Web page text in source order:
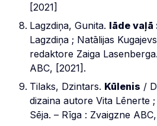
[2021]
Lagzdiņa, Gunita. lāde vaļā
Lagzdiņa ; Natālijas
redaktore Zaiga
ABC, [2021].
Tilaks, Dzintars. Kūlenis /
dizaina autore Vita Lēnerte
Sēja. – Rīga : Zvaigzne